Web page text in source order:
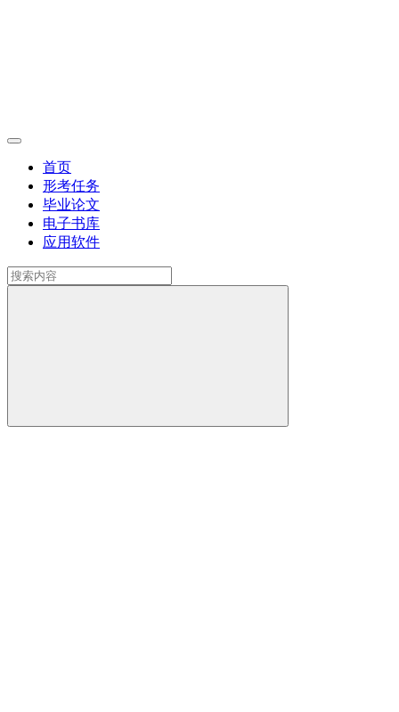
首页
形考任务
毕业论文
电子书库
应用软件